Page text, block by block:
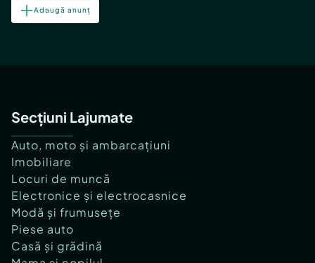
Adaugă anunț
Secțiuni Lajumate
Auto, moto și ambarcațiuni
Imobiliare
Locuri de muncă
Electronice și electrocasnice
Modă și frumusețe
Piese auto
Casă și grădină